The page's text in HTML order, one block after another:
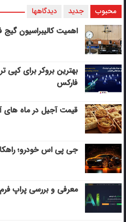
محبوب جدید دیدگاهها
اهمیت کالیبراسیون گیج
بهترین بروکر برای کپی‌
فارکس
قیمت آجیل در ماه های
جی پی اس خودرو؛
معرفی و بررسی پراپ فرم